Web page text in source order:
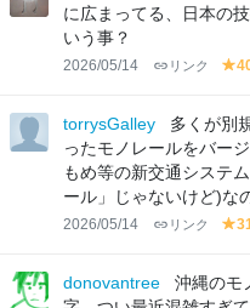
に広まってる、日本の
いう事？
2026/05/14 リンク
y
lo
torrysGalley
多くが別
ったモノレールをバー
もめ等の新交通システ
ール」じゃないけど)な
2026/05/14 リンク
y
lo
w
donovantree
沖縄のモ